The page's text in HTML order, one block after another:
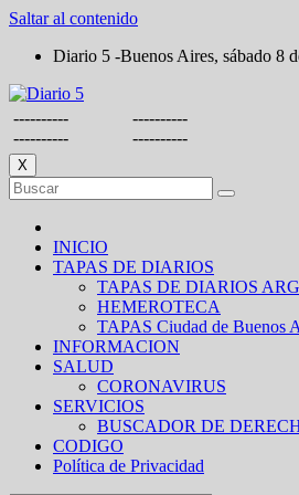
Saltar al contenido
Diario 5 -Buenos Aires, sábado 8
----------
----------
----------
----------
X
INICIO
TAPAS DE DIARIOS
TAPAS DE DIARIOS
HEMEROTECA
TAPAS Ciudad de Buenos
INFORMACION
SALUD
CORONAVIRUS
SERVICIOS
BUSCADOR DE
CODIGO
Política de Privacidad